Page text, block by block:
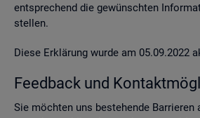
ent­spre­chend die ge­wünsch­ten
stel­len.
Diese Er­klä­rung wurde am 05.09.2022
Feed­back und
Sie möch­ten uns be­stehen­de